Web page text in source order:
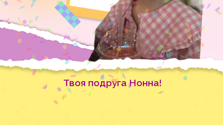
Твоя подруга Нонна!